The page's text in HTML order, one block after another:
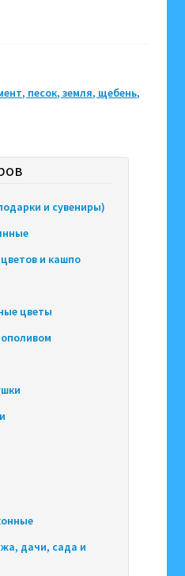
песок, земля, щебень,
и сувениры)
и кашпо
цветы
дачи, сада и